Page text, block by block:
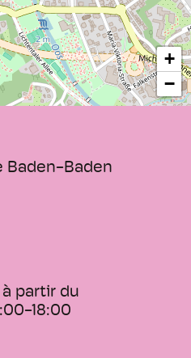
ou sur des
of Ornaments
im Café
to a Black Venus
+
−
Baden-Baden
partir du
18:00